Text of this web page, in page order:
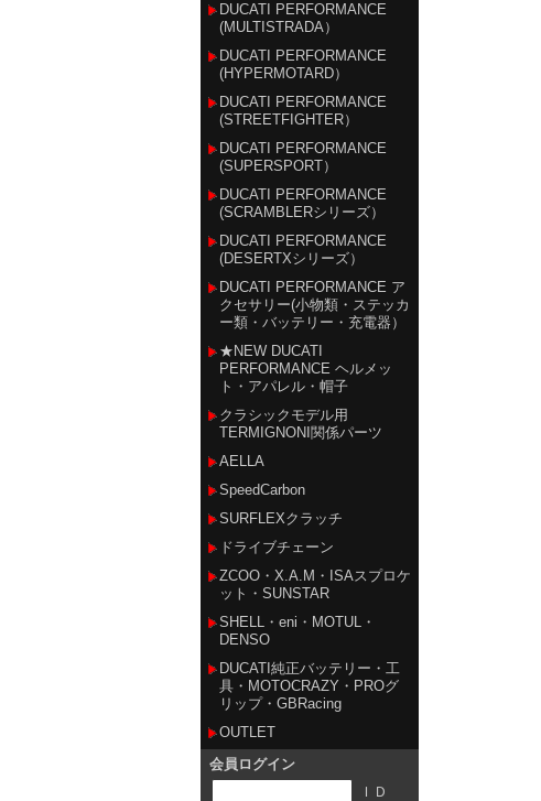
DUCATI PERFORMANCE
(MULTISTRADA）
DUCATI PERFORMANCE
(HYPERMOTARD）
DUCATI PERFORMANCE
(STREETFIGHTER）
DUCATI PERFORMANCE
(SUPERSPORT）
DUCATI PERFORMANCE
(SCRAMBLERシリーズ）
DUCATI PERFORMANCE
(DESERTXシリーズ）
DUCATI PERFORMANCE ア
クセサリー(小物類・ステッカ
ー類・バッテリー・充電器）
★NEW DUCATI
PERFORMANCE ヘルメッ
ト・アパレル・帽子
クラシックモデル用
TERMIGNONI関係パーツ
AELLA
SpeedCarbon
SURFLEXクラッチ
ドライブチェーン
ZCOO・X.A.M・ISAスプロケ
ット・SUNSTAR
SHELL・eni・MOTUL・
DENSO
DUCATI純正バッテリー・工
具・MOTOCRAZY・PROグ
リップ・GBRacing
OUTLET
会員ログイン
ＩＤ